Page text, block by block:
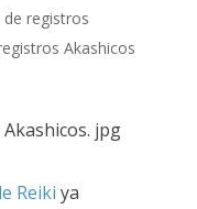
de registros
Akashicos
Reiki ya